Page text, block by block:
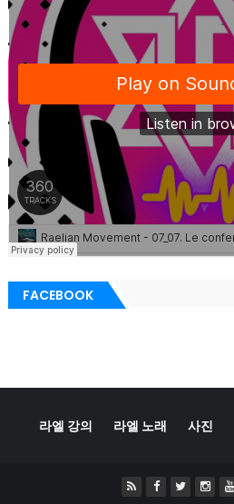
FACEBOOK
라엘 강의 라엘 노래 사진